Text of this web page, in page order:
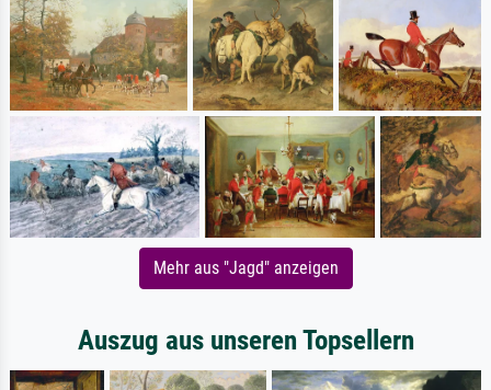
Mehr aus "Jagd" anzeigen
Auszug aus unseren Topsellern